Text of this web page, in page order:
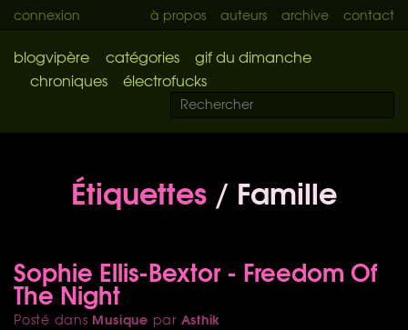
connexion à propos auteurs archive contact
blogvipère catégories
gif du dimanche
chroniques
électrofucks
Étiquettes / Famille
Sophie Ellis-Bextor - Freedom Of
The Night
Posté dans Musique par Asthik